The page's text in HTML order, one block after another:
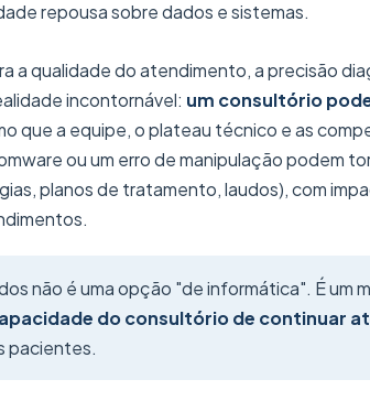
repousa sobre dados e sistemas.
a qualidade do atendimento, a precisão
incontornável: um consultório
que a equipe, o plateau técnico e as
ou um erro de manipulação podem
planos de tratamento, laudos), com
não é uma opção "de informática". É um
do consultório de continuar
pacientes.